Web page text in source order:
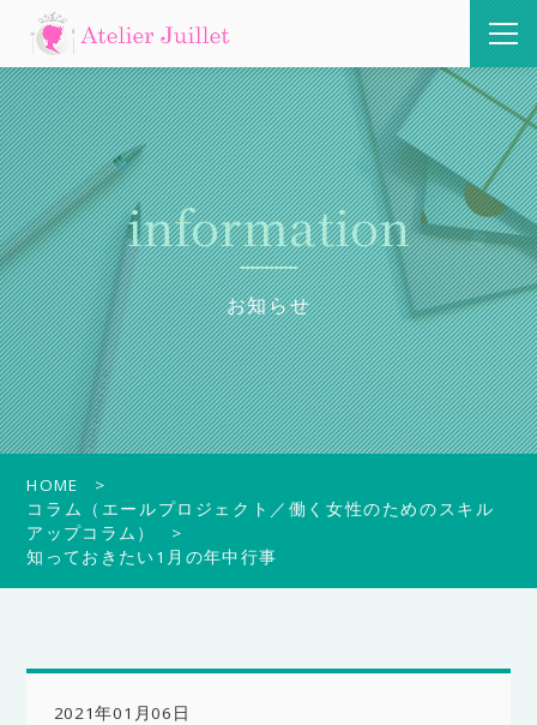
information
お知らせ
HOME
コラム（エールプロジェクト／働く女性のためのスキル
アップコラム）
知っておきたい1月の年中行事
2021年01月06日